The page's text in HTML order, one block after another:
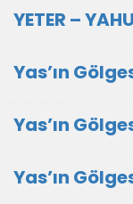
YETER – YAHU
Yas’ın
Yas’ın
Yas’ın